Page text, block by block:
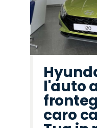
l'auto
caro